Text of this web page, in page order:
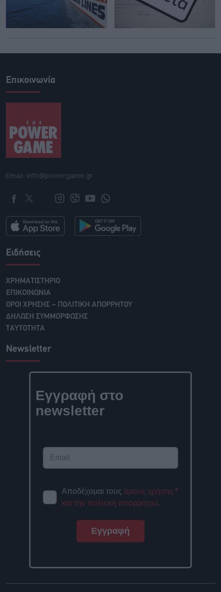
Επικοινωνία
Email: info@powergame.gr
Ειδήσεις
ΧΡΗΜΑΤΙΣΤΗΡΙΟ
ΕΠΙΚΟΙΝΩΝΙΑ
ΟΡΟΙ ΧΡΗΣΗΣ – ΠΟΛΙΤΙΚΗ ΑΠΟΡΡΗΤΟΥ
ΔΗΛΩΣΗ ΣΥΜΜΟΡΦΩΣΗΣ
ΤΑΥΤΟΤΗΤΑ
Newsletter
Εγγραφή στο
newsletter
Αποδέχομαι τους όρους χρήσης
και την πολιτική απορρήτου.
*
Εγγραφή